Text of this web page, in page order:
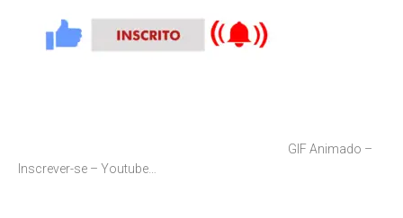
GIF Animado –
Inscrever-se – Youtube…